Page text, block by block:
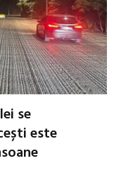
se
este